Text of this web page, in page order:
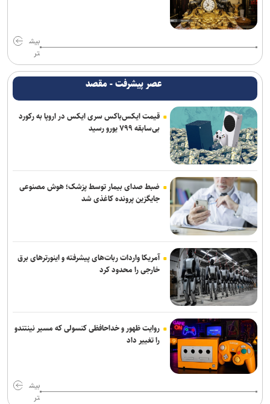
گفت‌وگوی تلفنی وزرای امور خارجه ایران و ایتالیا
وزارت خارجه یمن: تشدید تنش از سوی عربستان با واکنشی فراگیر روبه‌رو
می‌شود
آتلانتیک: دستاوردهای انتخاباتی ترامپ در حال از بین رفتن است
حمله یک شهپاد به یک کشتی در نزدیکی باب‌المندب
فایننشال‌تایمز: توافق احتمالی آمریکا و ایران اهداف اولیه ترامپ را محقق
نمی‌کند
انفجار در سوریه/ پهپادها در آسمان لاذقیه رویت شدند
شبکه اول روسیه: اربعین یکی از بزرگ‌ترین راهپیمایی‌های جهان است
بیش
تر
عصر پیشرفت - مقصد
قیمت ایکس‌باکس سری ایکس در اروپا به رکورد
بی‌سابقه ۷۹۹ یورو رسید
ضبط صدای بیمار توسط پزشک؛ هوش مصنوعی
جایگزین پرونده کاغذی شد
آمریکا واردات ربات‌های پیشرفته و اینورترهای برق
خارجی را محدود کرد
روایت ظهور و خداحافظی کنسولی که مسیر نینتندو
را تغییر داد
بیش
تر